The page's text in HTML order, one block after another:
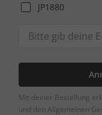
JP1880
Mit deiner Bestellung
und den Allgemeinen